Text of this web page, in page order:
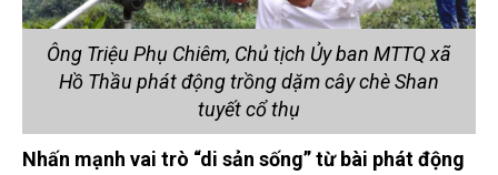
Ông Triệu Phụ Chiêm, Chủ tịch Ủy ban MTTQ xã
Hồ Thầu phát động trồng dặm cây chè Shan
tuyết cổ thụ
Nhấn mạnh vai trò “di sản sống” từ bài phát động